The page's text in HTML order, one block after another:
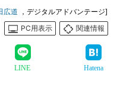
広道 ，デジタルアドバンテージ]
PC用表示
関連情報
LINE Hatena